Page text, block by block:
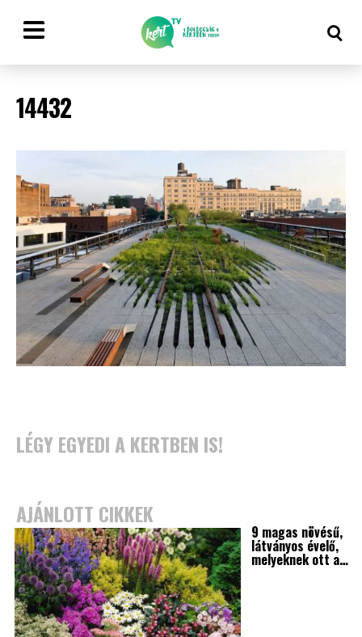
14432
LÉGY EGYEDI A KERTBEN IS!
AJÁNLOTT CIKKEK
9 magas növésű,
látványos évelő,
melyeknek ott a…